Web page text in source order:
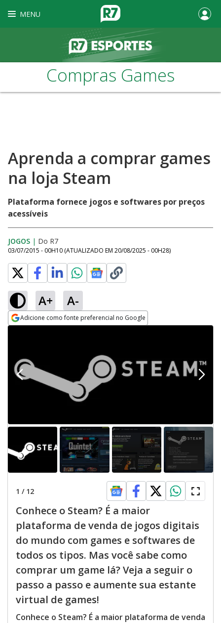
MENU
Compras Games
Aprenda a comprar games
na loja Steam
Plataforma fornece jogos e softwares por preços
acessíveis
JOGOS | Do R7
03/07/2015 - 00H10 (ATUALIZADO EM 20/08/2025 - 00H28)
A+ A-
Adicione como fonte preferencial no Google
1 / 12
Conhece o Steam? É a maior
plataforma de venda de jogos digitais
do mundo com games e softwares de
todos os tipos. Mas você sabe como
comprar um game lá? Veja a seguir o
passo a passo e aumente sua estante
virtual de games!
Conhece o Steam? É a maior plataforma de venda